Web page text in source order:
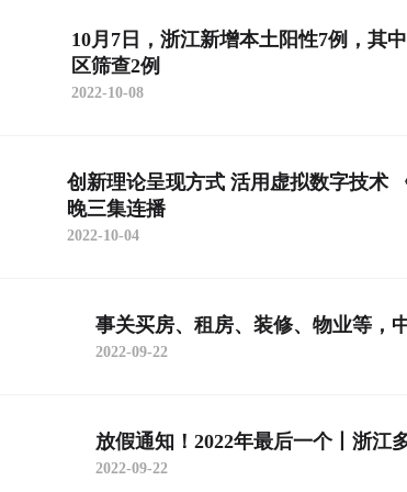
10月7日，浙江新增本土阳性7例，其
区筛查2例
2022-10-08
创新理论呈现方式 活用虚拟数字技术
晚三集连播
2022-10-04
事关买房、租房、装修、物业等，
2022-09-22
放假通知！2022年最后一个丨浙江
2022-09-22